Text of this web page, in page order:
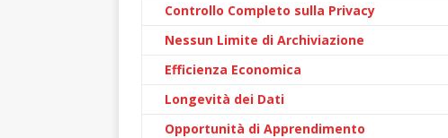
Controllo Completo sulla Privacy
Nessun Limite di Archiviazione
Efficienza Economica
Longevità dei Dati
Opportunità di Apprendimento